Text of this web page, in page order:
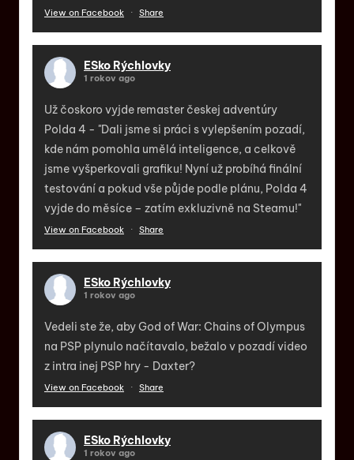
View on Facebook · Share
ESko Rýchlovky
1 rokov ago
Už čoskoro vyjde remaster českej adventúry
Polda 4 - "Dali jsme si práci s vylepšením pozadí,
kde nám pomohla umělá inteligence, a celkově
jsme vyšperkovali grafiku! Nyní už probíhá finální
testování a pokud vše půjde podle plánu, Polda 4
vyjde do měsíce – zatím exkluzivně na Steamu!"
View on Facebook · Share
ESko Rýchlovky
1 rokov ago
Vedeli ste že, aby God of War: Chains of Olympus
na PSP plynulo načítavalo, bežalo v pozadí video
z intra inej PSP hry - Daxter?
View on Facebook · Share
ESko Rýchlovky
1 rokov ago